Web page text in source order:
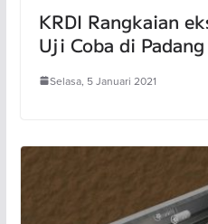
KRDI Rangkaian
Uji Coba di Padang
Selasa, 5 Januari 2021